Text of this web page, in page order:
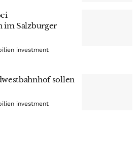
im Salzburger
investment
sollen
investment